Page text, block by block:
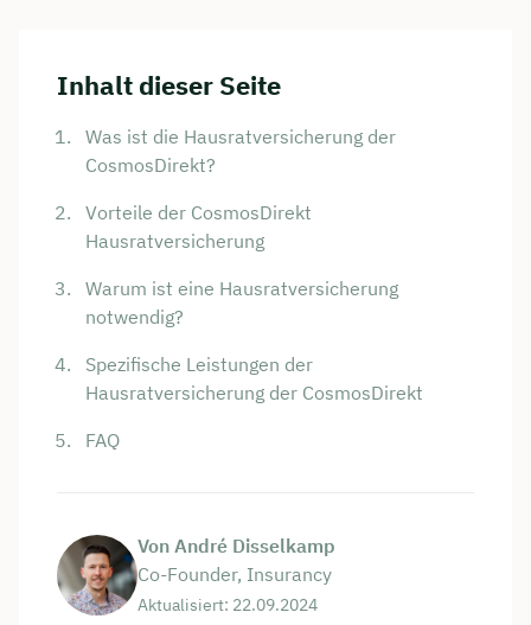
Inhalt dieser Seite
Was ist die Hausratversicherung der
CosmosDirekt?
Vorteile der CosmosDirekt
Hausratversicherung
Warum ist eine Hausratversicherung
notwendig?
Spezifische Leistungen der
Hausratversicherung der CosmosDirekt
FAQ
Von André Disselkamp
Co-Founder, Insurancy
Aktualisiert: 22.09.2024